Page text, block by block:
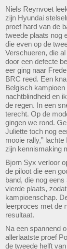
Niels Reynvoet
zijn Hyundai
proef hard van de
tweede plaats nog
die even op de
Verschueren, die
door een defecte
eer ging naar
BRC reed. Een
Belgisch kampioen
nachtblindheid en
de regen. In een
terecht. Op de
gingen we rond.
Juliette toch nog
mooie rally,”
zijn kennismaking
Bjorn Syx verloor
de piloot die een
band, die nog
vierde plaats,
kampioenschap.
leerproces met de
resultaat.
Na een spannend
allerlaatste proef
de tweede helft